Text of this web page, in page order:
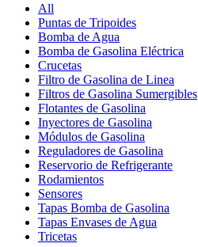
All
Puntas de Tripoides
Bomba de Agua
Bomba de Gasolina Eléctrica
Crucetas
Filtro de Gasolina de Linea
Filtros de Gasolina Sumergibles
Flotantes de Gasolina
Inyectores de Gasolina
Módulos de Gasolina
Reguladores de Gasolina
Reservorio de Refrigerante
Rodamientos
Sensores
Tapas Bomba de Gasolina
Tapas Envases de Agua
Tricetas